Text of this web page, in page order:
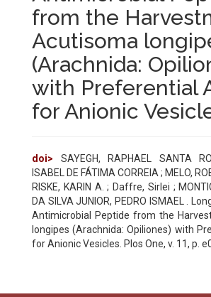
from the
Acutisoma
(Arachnida:
with Preferential
for Anionic
doi>
SAYEGH, RAPHAEL SANTA
ISABEL DE FÁTIMA CORREIA ; MELO,
RISKE, KARIN A. ; Daffre, Sirlei ;
DA SILVA JUNIOR, PEDRO ISMAEL .
Antimicrobial Peptide from the
longipes (Arachnida: Opiliones) with
for Anionic Vesicles. Plos One, v. 11, p.